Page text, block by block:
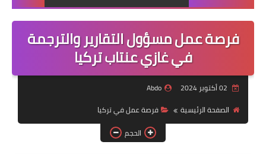
القائمة
مناقصات
فرص عمل داخل سوريا
فرص عمل في العراق
فرص عمل في اليمن
فرصة عمل مسؤول التقارير والترجمة
في غازي عنتاب تركيا
Abdo
الصفحة الرئيسية
فرصة عمل في تركيا
الحجم